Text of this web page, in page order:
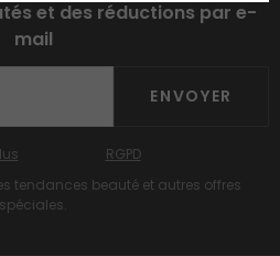
et des réductions par e-
mail
ENVOYER
tendances beauté et autres offres
spéciales.
RGPD